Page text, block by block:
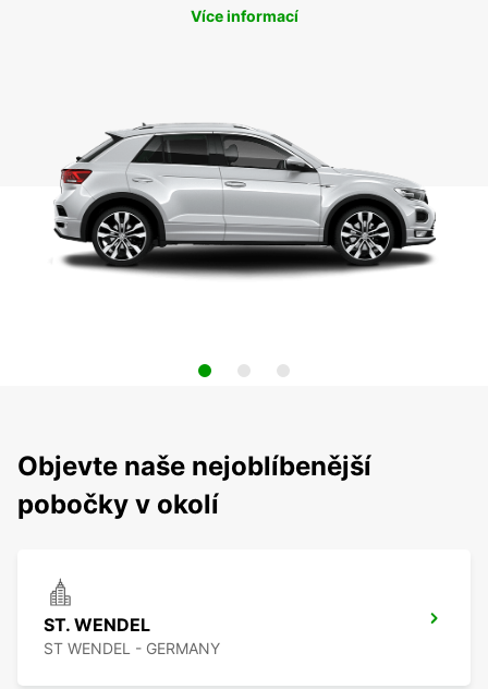
Více informací
Objevte naše nejoblíbenější
pobočky v okolí
ST. WENDEL
ST WENDEL - GERMANY